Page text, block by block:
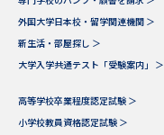
学問の教科書
ユ
Ｑ＆Ａ よくあるご質問
外国大学日本校・留学関連機関 ＞
新生活・部屋探し ＞
大学入学共通テスト「受験案内」 ＞
高等学校卒業程度認定試験 ＞
小学校教員資格認定試験 ＞